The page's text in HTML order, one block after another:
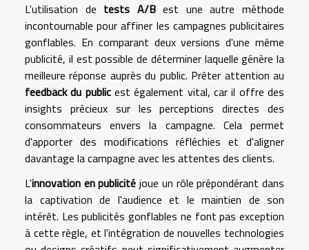
L'utilisation de tests A/Best une autre méthode
incontournable pour affiner les campagnes publicitaires
gonflables. En comparant deux versions d'une même
publicité, il est possible de déterminer laquelle génère la
meilleure réponse auprès du public. Prêter attention au
feedback du publicest également vital, car il offre des
insights précieux sur les perceptions directes des
consommateurs envers la campagne. Cela permet
d'apporter des modifications réfléchies et d'aligner
davantage la campagne avec les attentes des clients.
L'innovation en publicité joue un rôle prépondérant dans
la captivation de l'audience et le maintien de son
intérêt. Les publicités gonflables ne font pas exception
à cette règle, et l'intégration de nouvelles technologies